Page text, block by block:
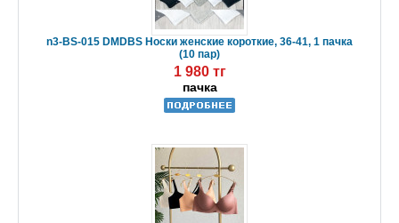
n3-BS-015 DMDBS Носки женские короткие, 36-41, 1 пачка
(10 пар)
1 980 тг
пачка